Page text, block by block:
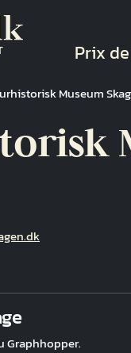
Prix
Museum
Graphhopper.